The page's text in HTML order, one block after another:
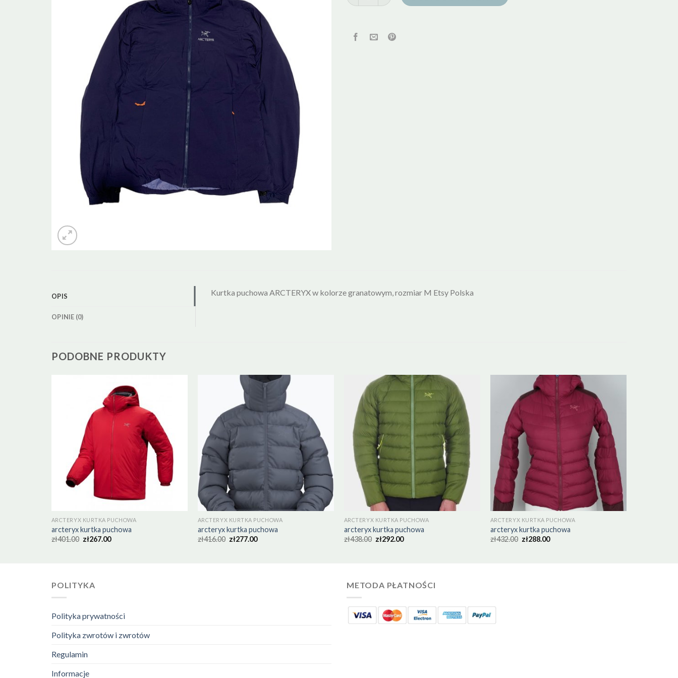
OPIS
OPINIE (0)
Kurtka puchowa ARCTERYX w kolorze granatowym, rozmiar M Etsy Polska
PODOBNE PRODUKTY
ARCTERYX KURTKA PUCHOWA
arcteryx kurtka puchowa
zł401.00 zł267.00
ARCTERYX KURTKA PUCHOWA
arcteryx kurtka puchowa
zł416.00 zł277.00
ARCTERYX KURTKA PUCHOWA
arcteryx kurtka puchowa
zł438.00 zł292.00
ARCTERYX KURTKA PUCHOWA
arcteryx kurtka puchowa
zł432.00 zł288.00
POLITYKA
Polityka prywatności
Polityka zwrotów i zwrotów
Regulamin
Informacje
METODA PŁATNOŚCI